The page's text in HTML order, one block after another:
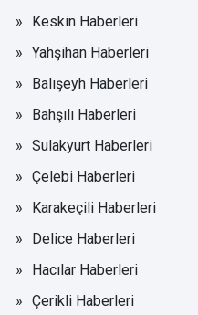
Keskin Haberleri
Yahşihan Haberleri
Balışeyh Haberleri
Bahşılı Haberleri
Sulakyurt Haberleri
Çelebi Haberleri
Karakeçili Haberleri
Delice Haberleri
Hacılar Haberleri
Çerikli Haberleri